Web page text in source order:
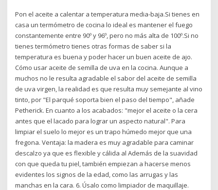
Pon el aceite a calentar a temperatura media-baja.Si tienes en
casa un termómetro de cocina lo ideal es mantener el fuego
constantemente entre 90º y 96º, pero no más alta de 100º.Si no
tienes termómetro tienes otras formas de saber si la
temperatura es buena y poder hacer un buen aceite de ajo.
Cómo usar aceite de semilla de uva en la cocina. Aunque a
muchos no le resulta agradable el sabor del aceite de semilla
de uva virgen, la realidad es que resulta muy semejante al vino
tinto, por "El parqué soporta bien el paso del tiempo", añade
Petherick. En cuanto a los acabados: "mejor el aceite o la cera
antes que el lacado para lograr un aspecto natural". Para
limpiar el suelo lo mejor es un trapo húmedo mejor que una
fregona. Ventaja: la madera es muy agradable para caminar
descalzo ya que es flexible y cálida al Además de la suavidad
con que queda tu piel, también empiezan a hacerse menos
evidentes los signos de la edad, como las arrugas y las
manchas en la cara. 6. Úsalo como limpiador de maquillaje.